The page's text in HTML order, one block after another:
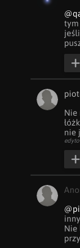
tym
Nie
nie
Nie